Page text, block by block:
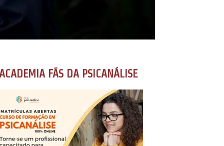
ACADEMIA FÃS DA PSICANÁLISE